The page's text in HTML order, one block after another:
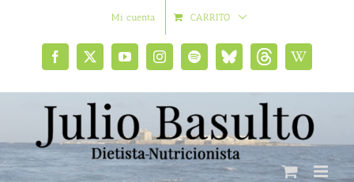
Mi cuenta CARRITO
Facebook
X YouTubeInstagramSpotifyBluesky
social
ThreadsWikipedia